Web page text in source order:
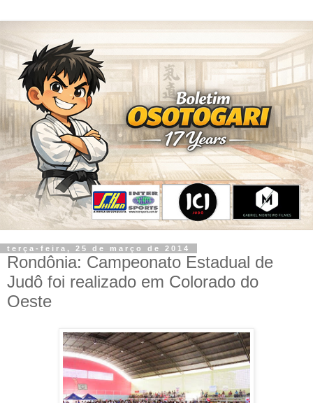
terça-feira, 25 de março de 2014
Rondônia: Campeonato Estadual de
Judô foi realizado em Colorado do
Oeste